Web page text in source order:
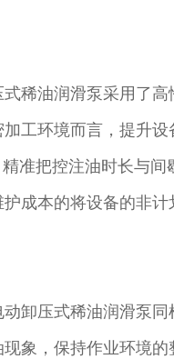
稀油润滑泵采用了
工环境而言，提升
准把控注油时长与
成本的将设备的非
卸压式稀油润滑泵
象，保持作业环境